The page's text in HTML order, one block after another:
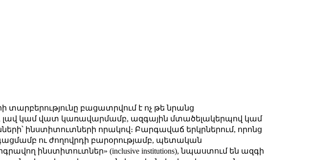
բացատրվում է ոչ թե նրանց
լավ կամ վատ կառավարմամբ, ազգային մտածելակերպով կամ
ինստիտուտների որակով։ Բարգավաճ երկրներում, որոնց
ու ժողովրդի բարօրությամբ, պետական
ինստիտուտներ» (inclusive institutions), նպաստում են ազգի